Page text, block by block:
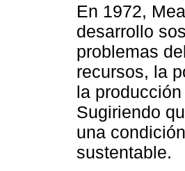
En 1972,
desarrollo
problemas
recursos, la
la
Sugiriendo
una
sustentable.